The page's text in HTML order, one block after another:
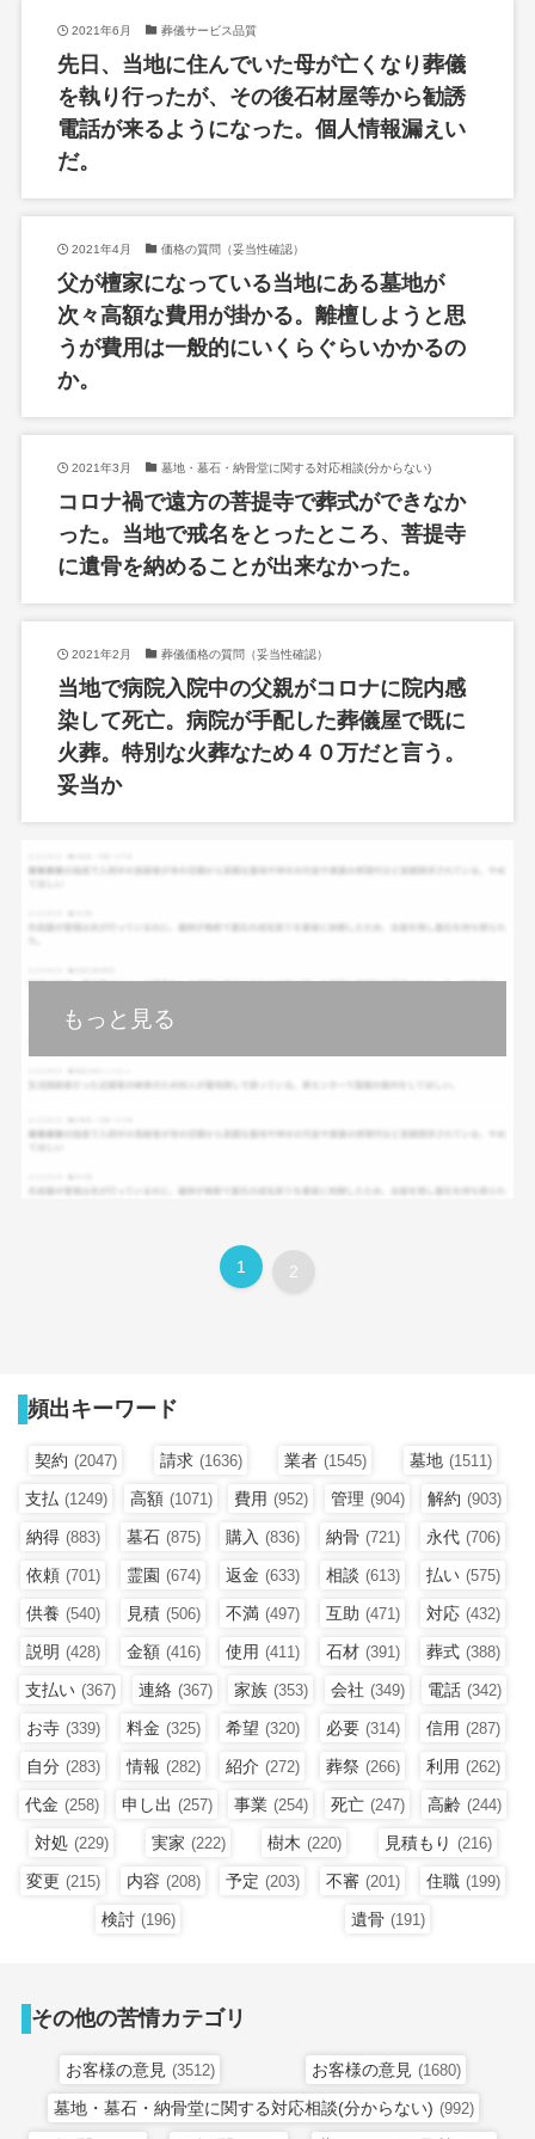
2021年6月 葬儀サービス品質
先日、当地に住んでいた母が亡くなり葬儀
を執り行ったが、その後石材屋等から勧誘
電話が来るようになった。個人情報漏えい
だ。
2021年4月 価格の質問（妥当性確認）
父が檀家になっている当地にある墓地が
次々高額な費用が掛かる。離檀しようと思
うが費用は一般的にいくらぐらいかかるの
か。
2021年3月 墓地・墓石・納骨堂に関する対応相談(分からない)
コロナ禍で遠方の菩提寺で葬式ができなか
った。当地で戒名をとったところ、菩提寺
に遺骨を納めることが出来なかった。
2021年2月 葬儀価格の質問（妥当性確認）
当地で病院入院中の父親がコロナに院内感
染して死亡。病院が手配した葬儀屋で既に
火葬。特別な火葬なため４０万だと言う。
妥当か
もっと見る
1 2
頻出キーワード
契約 (2047) 請求 (1636) 業者 (1545) 墓地 (1511)
支払 (1249) 高額 (1071) 費用 (952) 管理 (904) 解約 (903)
納得 (883) 墓石 (875) 購入 (836) 納骨 (721) 永代 (706)
依頼 (701) 霊園 (674) 返金 (633) 相談 (613) 払い (575)
供養 (540) 見積 (506) 不満 (497) 互助 (471) 対応 (432)
説明 (428) 金額 (416) 使用 (411) 石材 (391) 葬式 (388)
支払い (367) 連絡 (367) 家族 (353) 会社 (349) 電話 (342)
お寺 (339) 料金 (325) 希望 (320) 必要 (314) 信用 (287)
自分 (283) 情報 (282) 紹介 (272) 葬祭 (266) 利用 (262)
代金 (258) 申し出 (257) 事業 (254) 死亡 (247) 高齢 (244)
対処 (229) 実家 (222) 樹木 (220) 見積もり (216)
変更 (215) 内容 (208) 予定 (203) 不審 (201) 住職 (199)
検討 (196) 遺骨 (191)
その他の苦情カテゴリ
お客様の意見 (3512) お客様の意見 (1680)
墓地・墓石・納骨堂に関する対応相談(分からない) (992)